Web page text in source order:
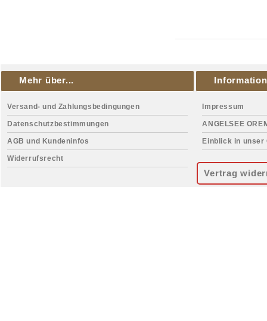
Mehr über...
Versand- und Zahlungsbedingungen
Datenschutzbestimmungen
AGB und Kundeninfos
Widerrufsrecht
Impressum
ANGELSEE
Einblick in unser
Vertrag